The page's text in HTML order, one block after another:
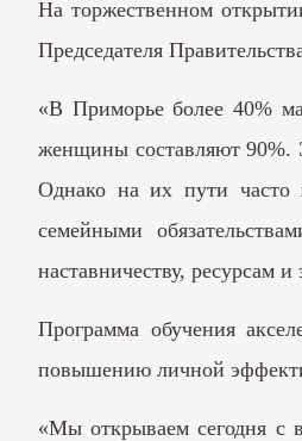
На торжественном
Председателя
«В Приморье более 40%
женщины составляют 90%.
Однако на их пути часто
семейными
наставничеству, ресурсам
Программа обучения
повышению личной
«Мы открываем сегодня с